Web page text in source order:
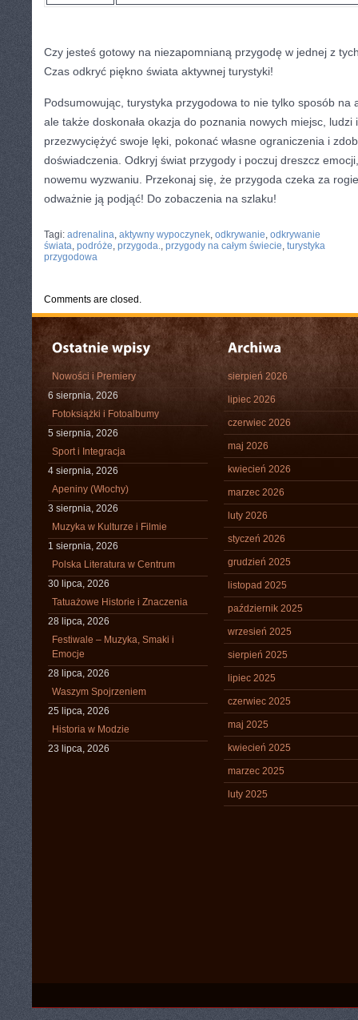
Czy jesteś​ gotowy na‍ niezapomnianą przygodę w ⁤jednej z
Czas odkryć piękno świata aktywnej turystyki!
Podsumowując,⁤ turystyka przygodowa to nie tylko sposób na
ale także doskonała okazja do poznania ‍nowych miejsc,​
przezwyciężyć swoje ‌lęki,‍ pokonać własne ‍ograniczenia i
‍doświadczenia. Odkryj świat przygody i poczuj dreszcz
nowemu wyzwaniu.​ Przekonaj się, że przygoda czeka za
odważnie ją ⁢podjąć! Do zobaczenia na szlaku!
Tagi: adrenalina, aktywny wypoczynek, odkrywanie, odkrywanie
świata, podróże, przygoda., przygody na całym świecie, turystyka
przygodowa
Comments are closed.
Nowości i Premiery
6 sierpnia, 2026
Fotoksiążki i Fotoalbumy
5 sierpnia, 2026
Sport i Integracja
4 sierpnia, 2026
Apeniny (Włochy)
3 sierpnia, 2026
Muzyka w Kulturze i Filmie
1 sierpnia, 2026
Polska Literatura w Centrum
30 lipca, 2026
Tatuażowe Historie i Znaczenia
28 lipca, 2026
Festiwale – Muzyka, Smaki i
Emocje
28 lipca, 2026
Waszym Spojrzeniem
25 lipca, 2026
Historia w Modzie
23 lipca, 2026
sierpień 2026
lipiec 2026
czerwiec 2026
maj 2026
kwiecień 2026
marzec 2026
luty 2026
styczeń 2026
grudzień 2025
listopad 2025
październik 2025
wrzesień 2025
sierpień 2025
lipiec 2025
czerwiec 2025
maj 2025
kwiecień 2025
marzec 2025
luty 2025